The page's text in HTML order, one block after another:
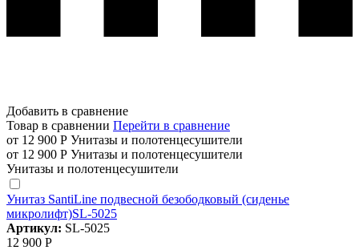
Добавить в сравнение
Товар в сравнении Перейти в сравнение
от 12 900 Р Унитазы и полотенцесушители
от 12 900 Р Унитазы и полотенцесушители
Унитазы и полотенцесушители
Унитаз SantiLine подвесной безободковый (сиденье
микролифт)SL-5025
Артикул: SL-5025
12 900 Р